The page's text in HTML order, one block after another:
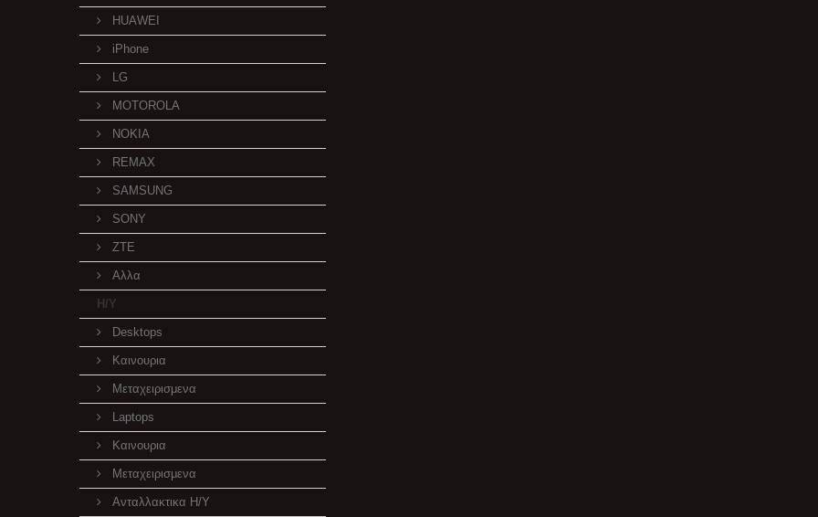
HUAWEI
iPhone
LG
MOTOROLA
NOKIA
REMAX
SAMSUNG
SONY
ZTE
Αλλα
Η/Υ
Desktops
Καινουρια
Μεταχειρισμενα
Laptops
Καινουρια
Μεταχειρισμενα
Ανταλλακτικα H/Y